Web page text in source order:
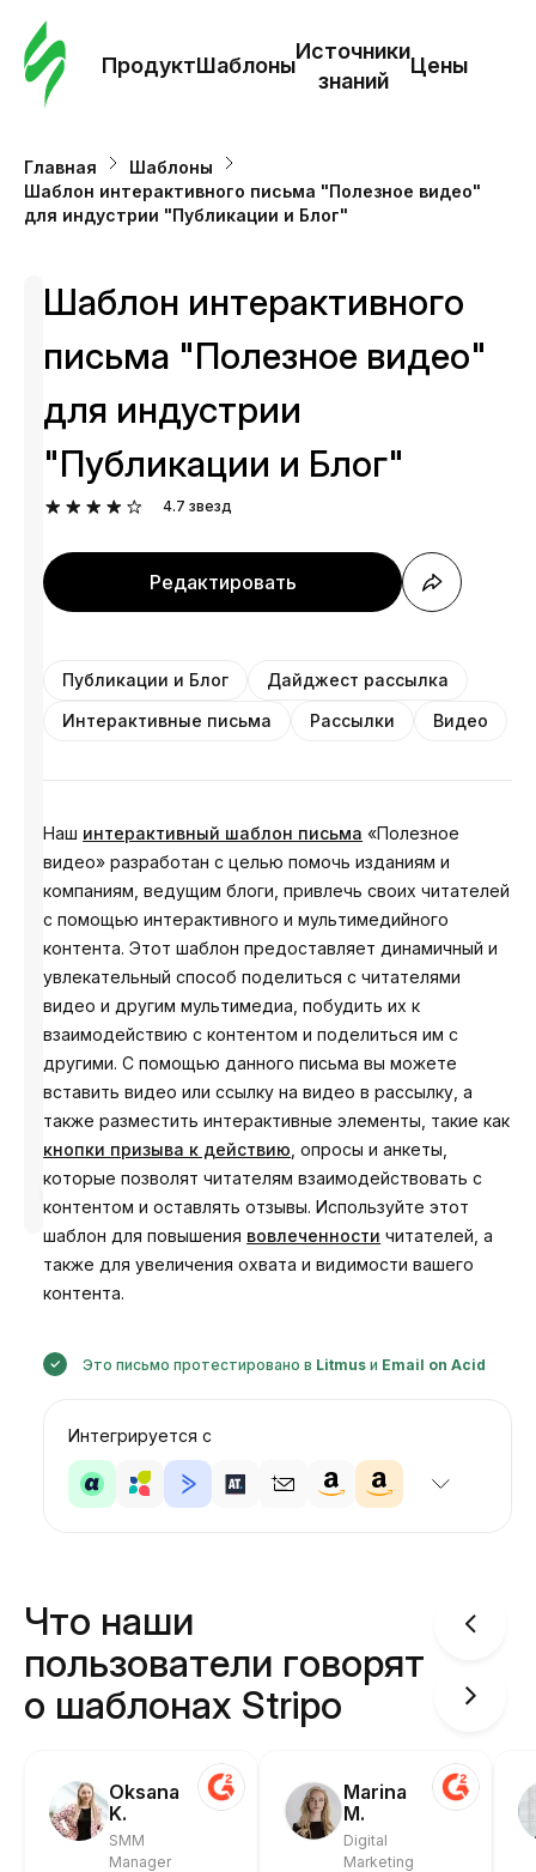
ПродуктШаблоны
Источники
знаний
Цены
Главная
Шаблоны
Шаблон интерактивного письма "Полезное видео"
для индустрии "Публикации и Блог"
Разработано
Шаблон интерактивного
письма "Полезное видео"
для индустрии
"Публикации и Блог"
4.7 звезд
Редактировать
Публикации и Блог
Дайджест рассылка
Интерактивные письма
Рассылки Видео
Наш интерактивный шаблон письма «Полезное
видео» разработан с целью помочь изданиям и
компаниям, ведущим блоги, привлечь своих читателей
с помощью интерактивного и мультимедийного
контента. Этот шаблон предоставляет динамичный и
увлекательный способ поделиться с читателями
видео и другим мультимедиа, побудить их к
взаимодействию с контентом и поделиться им с
другими. С помощью данного письма вы можете
вставить видео или ссылку на видео в рассылку, а
также разместить интерактивные элементы, такие как
кнопки призыва к действию , опросы и анкеты,
которые позволят читателям взаимодействовать с
контентом и оставлять отзывы. Используйте этот
шаблон для повышения вовлеченности читателей, а
также для увеличения охвата и видимости вашего
контента.
Это письмо протестировано в Litmus и Email on Acid
Интегрируется с
Что наши
пользователи говорят
о шаблонах Stripo
Oksana
K.
SMM
Manager
Marina
M.
Digital
Marketing